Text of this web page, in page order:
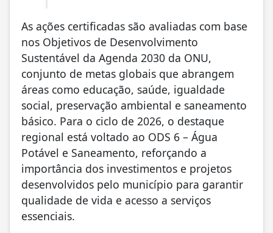
As ações certificadas são avaliadas com base
nos Objetivos de Desenvolvimento
Sustentável da Agenda 2030 da ONU,
conjunto de metas globais que abrangem
áreas como educação, saúde, igualdade
social, preservação ambiental e saneamento
básico. Para o ciclo de 2026, o destaque
regional está voltado ao ODS 6 – Água
Potável e Saneamento, reforçando a
importância dos investimentos e projetos
desenvolvidos pelo município para garantir
qualidade de vida e acesso a serviços
essenciais.